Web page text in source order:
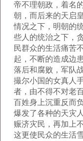
帝不理朝政，着名
朝，而后来的天启
情况之下，明朝的
些人的统治之下，
民群众的生活痛苦
起，不断的造成边
落后和腐败，军队
撮尔小国的女真人
者，由不得不对老
百姓身上沉重反而
爆发了各种的天灾
赈济灾民，再加上
这更使民众的生活